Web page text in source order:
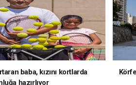
baba, kızını kortlarda
hazırlıyor